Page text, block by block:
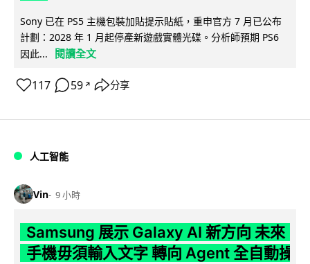
Sony 已在 PS5 主機包裝加貼提示貼紙，重申官方 7 月已公布
計劃：2028 年 1 月起停產新遊戲實體光碟。分析師預期 PS6
因此...
閱讀全文
117 59 ↗ 分享
人工智能
Vin 9 小時
Samsung 展示 Galaxy AI 新方向 未來
手機毋須輸入文字 轉向 Agent 全自動操